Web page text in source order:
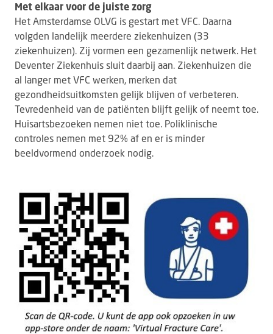
Met elkaar voor de juiste zorg
Het Amsterdamse OLVG is gestart met VFC. Daarna
volgden landelijk meerdere ziekenhuizen (33
ziekenhuizen). Zij vormen een gezamenlijk netwerk. Het
Deventer Ziekenhuis sluit daarbij aan. Ziekenhuizen die
al langer met VFC werken, merken dat
gezondheidsuitkomsten gelijk blijven of verbeteren.
Tevredenheid van de patiënten blijft gelijk of neemt toe.
Huisartsbezoeken nemen niet toe. Poliklinische
controles nemen met 92% af en er is minder
beeldvormend onderzoek nodig.